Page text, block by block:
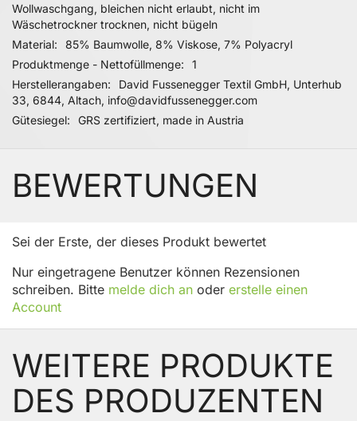
Wollwaschgang, bleichen nicht erlaubt, nicht im
Wäschetrockner trocknen, nicht bügeln
Material
85% Baumwolle, 8% Viskose, 7% Polyacryl
Produktmenge - Nettofüllmenge
1
Herstellerangaben
David Fussenegger Textil GmbH, Unterhub
33, 6844, Altach, info@davidfussenegger.com
Gütesiegel
GRS zertifiziert, made in Austria
BEWERTUNGEN
Sei der Erste, der dieses Produkt bewertet
Nur eingetragene Benutzer können Rezensionen
schreiben. Bitte melde dich an oder erstelle einen
Account
WEITERE PRODUKTE
DES PRODUZENTEN